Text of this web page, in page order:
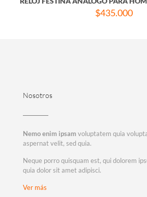
$435.000
Nosotros
Nemo enim ipsam voluptatem quia
aspernat velit, sed quia.
Neque porro quisquam est, qui dolorem
quia dolor sit amet adipisci.
Ver más